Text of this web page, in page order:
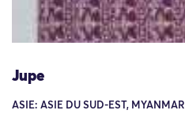
Jupe
ASIE: ASIE DU SUD-EST, MYANMAR